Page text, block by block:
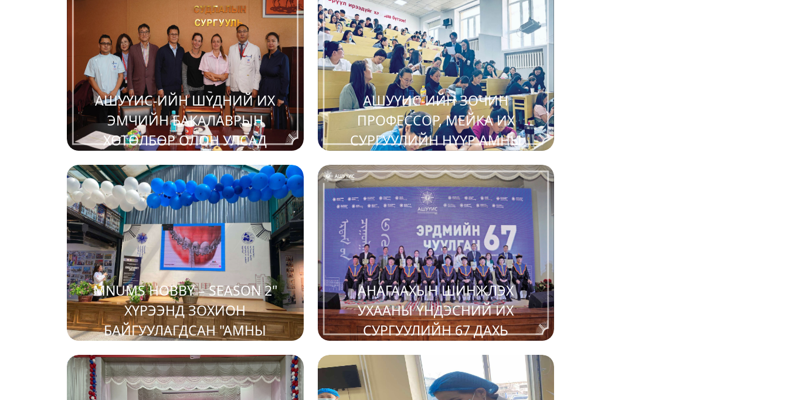
ОЮУТНУУДАД СУРГАЛТ,
УУЛЗАЛТ ЗОХИОН БАЙГУУЛЛАА
АШУҮИС-ИЙН ШҮДНИЙ ИХ
ЭМЧИЙН БАКАЛАВРЫН
ХӨТӨЛБӨР ОЛОН УЛСАД
МАГАДЛАН ИТГЭМЖЛЭГДЛЭЭ
АШУҮИС-ИЙН ЗОЧИН
ПРОФЕССОР, МЕЙКА ИХ
СУРГУУЛИЙН НҮҮР АМНЫ
ГАЖИГ ЗАСЛЫН ТЭНХИМИЙН
ПРОФЕССОР НАОТО СУДА
СУРГАЛТ ЗОХИОН БАЙГУУЛЛАА
MNUMS HOBBY – SEASON 2"
ХҮРЭЭНД ЗОХИОН
БАЙГУУЛАГДСАН "АМНЫ
ХӨНДИЙН ЭРҮҮЛ АХУЙ " АРГА
ХЭМЖЭЭ АМЖИЛТТАЙ БОЛЛОО
2025-05-08
АНАГААХЫН ШИНЖЛЭХ
УХААНЫ ҮНДЭСНИЙ ИХ
СУРГУУЛИЙН 67 ДАХЬ
УДААГИЙН ЭРДМИЙН ЧУУЛГАН
АМЖИЛТТАЙ ЗОХИОН
БАЙГУУЛАГДЛАА.
2025-04-28
2025-04-24 2025-04-24